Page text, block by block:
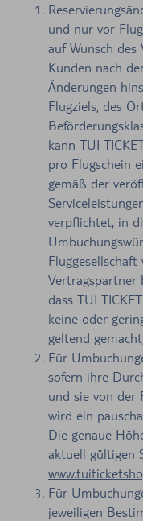
und nur vor
auf Wunsch des
Kunden nach
Änderungen
Flugziels, des
kann TUI
pro Flugschein
gemäß der
verpflichtet, in
Vertragspartner
dass TUI
keine oder
geltend
Für
sofern ihre
und sie von der
wird ein
Die genaue
aktuell gültigen
Für
jeweiligen